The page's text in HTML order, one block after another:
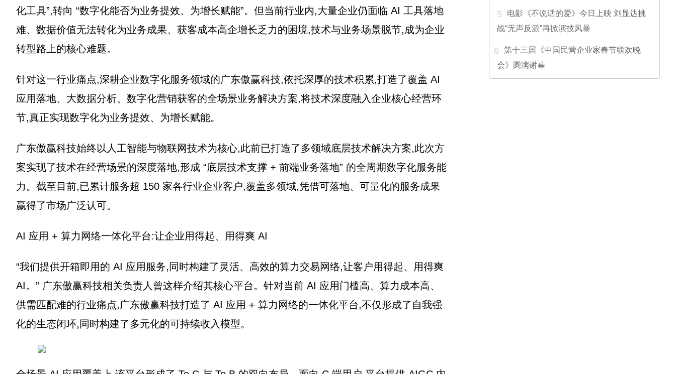
化工具”,转向 “数字化能否为业务提效、为增长赋能”。但当前行业内,大量企业仍面临 AI 工具落地
难、数据价值无法转化为业务成果、获客成本高企增长乏力的困境,技术与业务场景脱节,成为企业
转型路上的核心难题。
针对这一行业痛点,深耕企业数字化服务领域的广东傲赢科技,依托深厚的技术积累,打造了覆盖 AI
应用落地、大数据分析、数字化营销获客的全场景业务解决方案,将技术深度融入企业核心经营环
节,真正实现数字化为业务提效、为增长赋能。
广东傲赢科技始终以人工智能与物联网技术为核心,此前已打造了多领域底层技术解决方案,此次方
案实现了技术在经营场景的深度落地,形成 “底层技术支撑 + 前端业务落地” 的全周期数字化服务能
力。截至目前,已累计服务超 150 家各行业企业客户,覆盖多领域,凭借可落地、可量化的服务成果
赢得了市场广泛认可。
AI 应用 + 算力网络一体化平台:让企业用得起、用得爽 AI
“我们提供开箱即用的 AI 应用服务,同时构建了灵活、高效的算力交易网络,让客户用得起、用得爽
AI。” 广东傲赢科技相关负责人曾这样介绍其核心平台。针对当前 AI 应用门槛高、算力成本高、
供需匹配难的行业痛点,广东傲赢科技打造了 AI 应用 + 算力网络的一体化平台,不仅形成了自我强
化的生态闭环,同时构建了多元化的可持续收入模型。
5
电影《不说话的爱》今日上映 刘显达挑
战“无声反派”再掀演技风暴
6
第十三届《中国民营企业家春节联欢晚
会》圆满谢幕